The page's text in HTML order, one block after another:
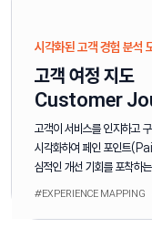
시각화된 고객 경험 분석
고객 여정 지도
Customer
고객이 서비스를 인지하고
시각화하여 페인 포인트
심적인 개선 기회를 포착하
#EXPERIENCE